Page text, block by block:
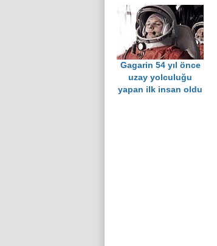
Gagarin 54 yıl önce
uzay yolculuğu
yapan ilk insan oldu